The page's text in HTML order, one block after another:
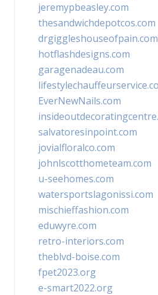
jeremypbeasley.com
thesandwichdepotcos.com
drgiggleshouseofpain.com
hotflashdesigns.com
garagenadeau.com
EverNewNails.com
salvatoresinpoint.com
jovialfloralco.com
johnlscotthometeam.com
u-seehomes.com
watersportslagonissi.com
mischieffashion.com
eduwyre.com
retro-interiors.com
theblvd-boise.com
fpet2023.org
e-smart2022.org